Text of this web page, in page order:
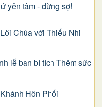
yên tâm - đừng sợ!
Chúa với Thiếu Nhi
lễ ban bí tích Thêm sức
Hôn Phối